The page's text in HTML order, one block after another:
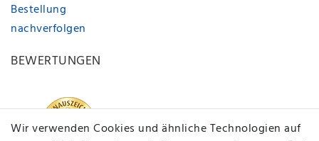
Bestellung
nachverfolgen
BEWERTUNGEN
Wir verwenden Cookies und ähnliche Technologien auf